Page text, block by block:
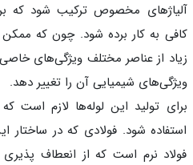
مخصوص ترکیب شود که برای
به کار برده شود. چون که ممکن
از عناصر مختلف ویژگی‌های خاصی در
شیمیایی آن را تغییر دهد.
تولید این لوله‌ها لازم است که
شود. فولادی که در ساختار این
نرم است که از انعطاف پذیری